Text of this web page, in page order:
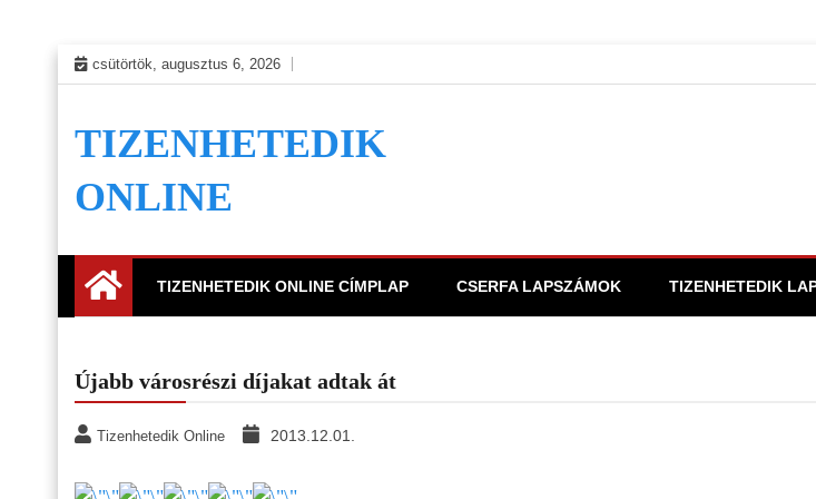
Skip
to
csütörtök, augusztus 6, 2026
TIZENHETEDIK
ONLINE
TIZENHETEDIK ONLINE CÍMPLAP CSERFA LAPSZÁMOK TIZENHETEDIK
Újabb városrészi díjakat adtak át
Tizenhetedik Online 2013.12.01.